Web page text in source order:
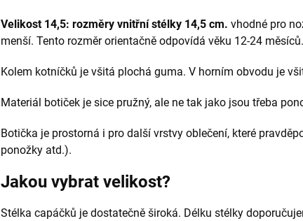
Velikost 14,5: rozměry vnitřní stélky 14,5 cm. vhodné pro
menší. Tento rozměr orientačně odpovídá věku 12-24 měsíců.
Kolem kotníčků je všitá plochá guma. V horním obvodu je
Materiál botiček je sice pružný, ale ne tak jako jsou třeba
Botička je prostorná i pro další vrstvy oblečení, které
ponožky atd.).
Jakou vybrat velikost?
Stélka capáčků je dostatečně široká. Délku stélky